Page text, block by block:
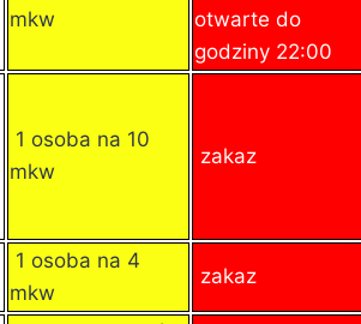
mkw
otwarte do
godziny 22:00
1 osoba na 10
mkw
zakaz
1 osoba na 4
mkw
zakaz